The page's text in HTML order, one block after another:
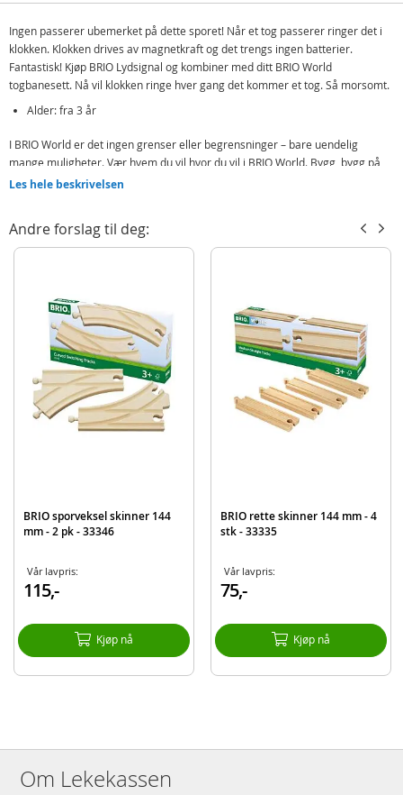
Ingen passerer ubemerket på dette sporet! Når et tog passerer ringer det i
klokken. Klokken drives av magnetkraft og det trengs ingen batterier.
Fantastisk! Kjøp BRIO Lydsignal og kombiner med ditt BRIO World
togbanesett. Nå vil klokken ringe hver gang det kommer et tog. Så morsomt.
Alder: fra 3 år
I BRIO World er det ingen grenser eller begrensninger – bare uendelig
mange muligheter. Vær hvem du vil hvor du vil i BRIO World. Bygg, bygg på
nytt, finn på og inviter. Alle seks temaene i BRIO World er knyttet sammen i et
Modell 33754
Les hele beskrivelsen
Andre forslag til deg:
BRIO sporveksel skinner 144
mm - 2 pk - 33346
Vår lavpris:
115,-
Kjøp nå
BRIO rette skinner 144 mm - 4
stk - 33335
Vår lavpris:
75,-
Kjøp nå
Om Lekekassen